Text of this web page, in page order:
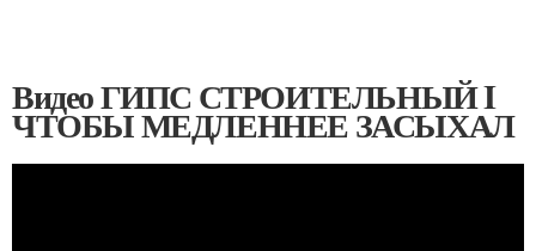
Видео ГИПС СТРОИТЕЛЬНЫЙ I
ЧТОБЫ МЕДЛЕННЕЕ ЗАСЫХАЛ